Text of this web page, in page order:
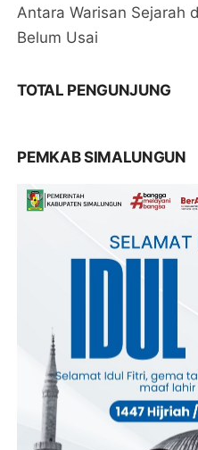
Antara Warisan Sejarah
Belum Usai
TOTAL PENGUNJUNG
PEMKAB SIMALUNGUN